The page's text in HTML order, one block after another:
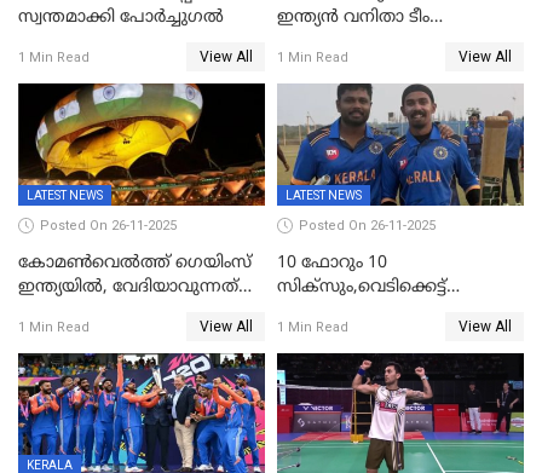
സ്വന്തമാക്കി പോര്‍ച്ചുഗല്‍
1 Min Read View All
ഇന്ത്യൻ വനിതാ ടീം
മത്സരങ്ങൾ ​ഗ്രീൻഫീൽഡിൽ
1 Min Read View All
LATEST NEWS
Posted On 26-11-2025
കോമൺവെൽത്ത് ഗെയിംസ്
ഇന്ത്യയിൽ, വേദിയാവുന്നത്
1 Min Read View All
LATEST NEWS
Posted On 26-11-2025
10 ഫോറും 10
സിക്‌സും,വെടിക്കെട്ട്
അര്‍ധ സെഞ്ചുറിയുമായി
സഞ്ജു; ഒഡിഷയെ 10
വിക്കറ്റിന് തകര്‍ത്ത് കേരളം
1 Min Read View All
KERALA